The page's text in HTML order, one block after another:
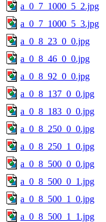
a_0_7_1000_5_2.jpg
a_0_7_1000_5_3.jpg
a_0_8_23_0_0.jpg
a_0_8_46_0_0.jpg
a_0_8_92_0_0.jpg
a_0_8_137_0_0.jpg
a_0_8_183_0_0.jpg
a_0_8_250_0_0.jpg
a_0_8_250_1_0.jpg
a_0_8_500_0_0.jpg
a_0_8_500_0_1.jpg
a_0_8_500_1_0.jpg
a_0_8_500_1_1.jpg